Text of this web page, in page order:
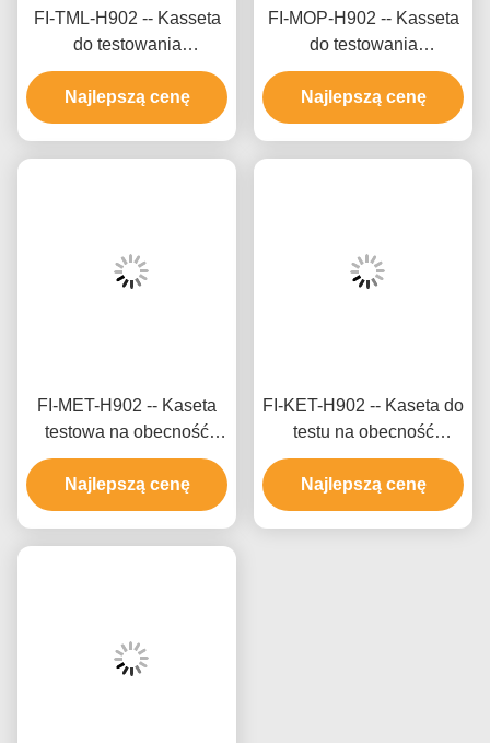
FI-TML-H902 -- Kasseta
do testowania
pojedynczych leków -
Tramadol (TML) (włosy)
Najlepszą cenę
FI-MOP-H902 -- Kasseta
do testowania
pojedynczych leków - M
orfina (MOP) (włosy)
Najlepszą cenę
FI-MET-H902 -- Kaseta
testowa na obecność
pojedynczego leku - M
etamfetamina (MET)
Najlepszą cenę
FI-KET-H902 -- Kaseta do
testu na obecność
pojedynczego leku -
Ketamina (KET) (Włosy)
Najlepszą cenę